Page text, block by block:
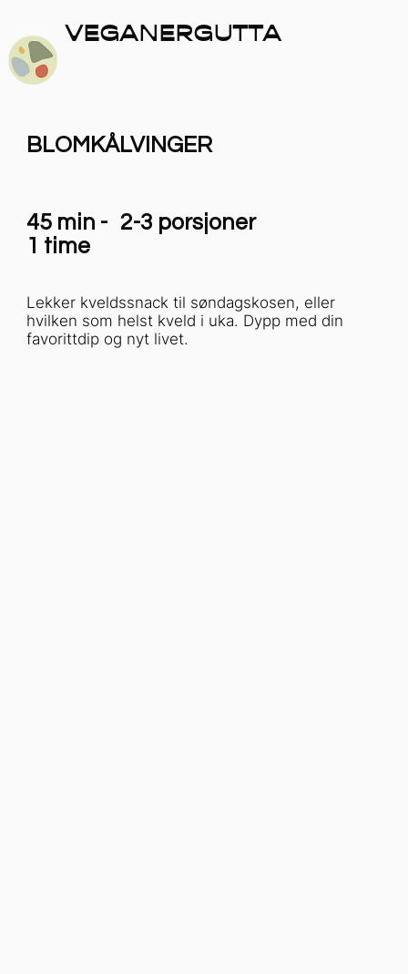
VEGANERGUTTA
BLOMKÅLVINGER
45 min -
1 time
2-3 porsjoner
Lekker kveldssnack til søndagskosen, eller
hvilken som helst kveld i uka. Dypp med din
favorittdip og nyt livet.